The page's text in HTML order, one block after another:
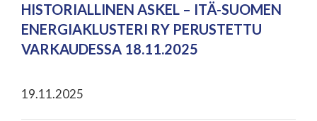
HISTORIALLINEN ASKEL – ITÄ-SUOMEN
ENERGIAKLUSTERI RY PERUSTETTU
VARKAUDESSA 18.11.2025
19.11.2025